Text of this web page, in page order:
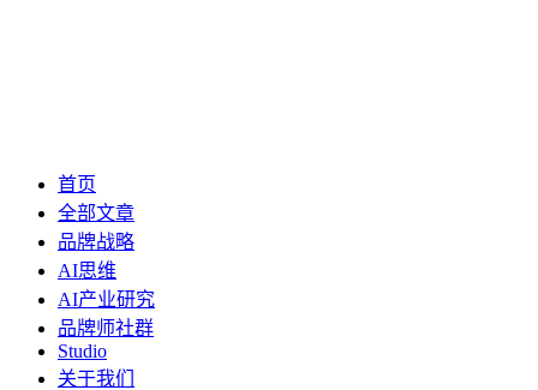
首页
全部文章
品牌战略
AI思维
AI产业研究
品牌师社群
Studio
关于我们